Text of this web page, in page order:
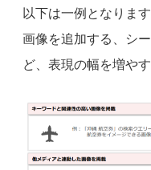
以下は一例となりま
画像を追加する、シ
ど、表現の幅を増や